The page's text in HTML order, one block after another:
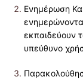
Ενημέρωση
εκπαιδεύουν
υπεύθυνο